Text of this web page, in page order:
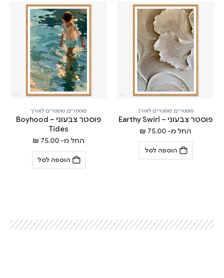
פוסטרים,פוסטרים לאורך
פוסטר צבעוני – Earthy Swirl
החל מ- ₪ 75.00
הוספה לסל
פוסטרים,פוסטרים לאורך
פוסטר צבעוני – Boyhood
Tides
החל מ- ₪ 75.00
הוספה לסל